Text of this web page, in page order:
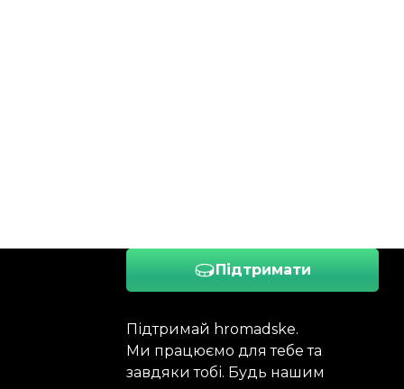
Підтримати
Підтримай hromadske.
Ми працюємо для тебе та
завдяки тобі. Будь нашим